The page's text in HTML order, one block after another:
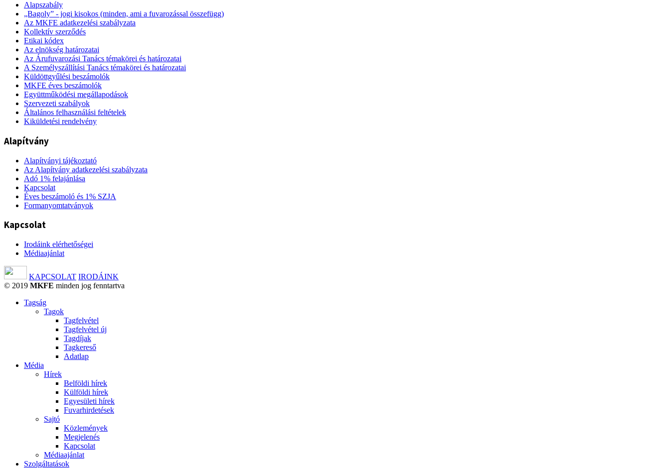
Alapszabály
„Bagoly” - jogi kisokos (minden, ami a fuvarozással összefügg)
Az MKFE adatkezelési szabályzata
Kollektív szerződés
Etikai kódex
Az elnökség határozatai
Az Árufuvarozási Tanács témakörei és határozatai
A Személyszállítási Tanács témakörei és határozatai
Küldöttgyűlési beszámolók
MKFE éves beszámolók
Együttműködési megállapodások
Szervezeti szabályok
Általános felhasználási feltételek
Kiküldetési rendelvény
Alapítvány
Alapítványi tájékoztató
Az Alapítvány adatkezelési szabályzata
Adó 1% felajánlása
Kapcsolat
Éves beszámoló és 1% SZJA
Formanyomtatványok
Kapcsolat
Irodáink elérhetőségei
Médiaajánlat
KAPCSOLAT IRODÁINK
© 2019 MKFE minden jog fenntartva
Tagság
Tagok
Tagfelvétel
Tagfelvétel új
Tagdíjak
Tagkereső
Adatlap
Média
Hírek
Belföldi hírek
Külföldi hírek
Egyesületi hírek
Fuvarhirdetések
Sajtó
Közlemények
Megjelenés
Kapcsolat
Médiaajánlat
Szolgáltatások